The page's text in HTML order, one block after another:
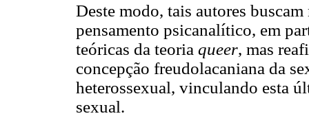
Deste modo, tais autores
pensamento psicanalítico, em
teóricas da teoria queer, mas
concepção freudolacaniana da
heterossexual, vinculando esta
sexual.